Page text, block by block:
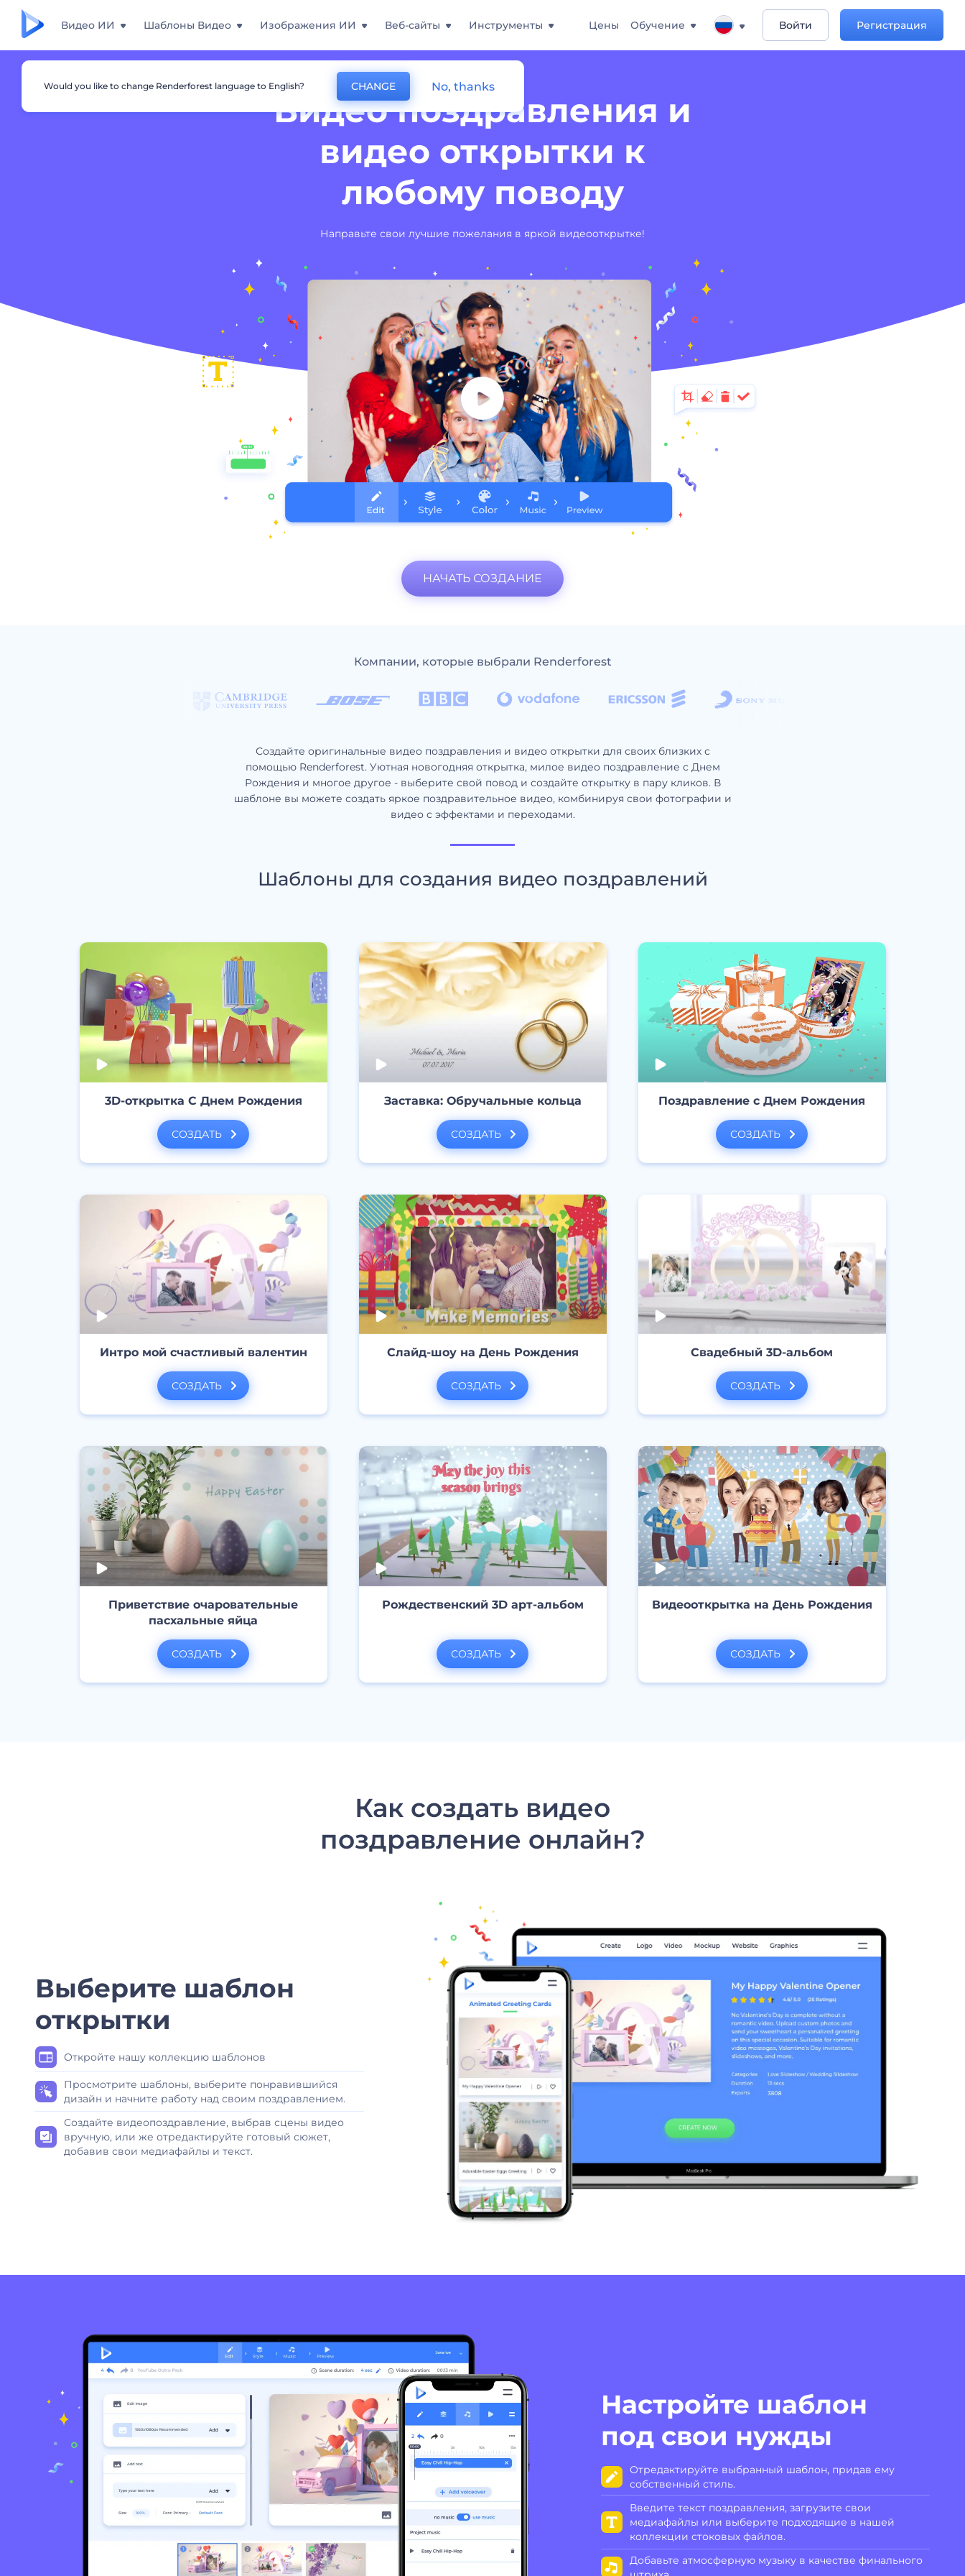
Видео ИИ Шаблоны Видео Изображения ИИ Веб-сайты Инструменты Цены Обучение Войти Регистрация
Видео поздравления и
видео открытки к
любому поводу
Направьте свои лучшие пожелания в яркой видеооткрытке!
НАЧАТЬ СОЗДАНИЕ
Компании, которые выбрали Renderforest
Создайте оригинальные видео поздравления и видео открытки для своих близких с
помощью Renderforest. Уютная новогодняя открытка, милое видео поздравление с Днем
Рождения и многое другое - выберите свой повод и создайте открытку в пару кликов. В
шаблоне вы можете создать яркое поздравительное видео, комбинируя свои фотографии и
видео с эффектами и переходами.
Шаблоны для создания видео поздравлений
3D-открытка С Днем Рождения
СОЗДАТЬ
Заставка: Обручальные кольца
СОЗДАТЬ
Поздравление с Днем Рождения
СОЗДАТЬ
Интро мой счастливый валентин
СОЗДАТЬ
Слайд-шоу на День Рождения
СОЗДАТЬ
Свадебный 3D-альбом
СОЗДАТЬ
Приветствие очаровательные
пасхальные яйца
СОЗДАТЬ
Рождественский 3D арт-альбом
СОЗДАТЬ
Видеооткрытка на День Рождения
СОЗДАТЬ
Как создать видео
поздравление онлайн?
Выберите шаблон
открытки
Откройте нашу коллекцию шаблонов
Просмотрите шаблоны, выберите понравившийся
дизайн и начните работу над своим поздравлением.
Создайте видеопоздравление, выбрав сцены видео
вручную, или же отредактируйте готовый сюжет,
добавив свои медиафайлы и текст.
Настройте шаблон
под свои нужды
Отредактируйте выбранный шаблон, придав ему
собственный стиль.
Введите текст поздравления, загрузите свои
медиафайлы или выберите подходящие в нашей
коллекции стоковых файлов.
Добавьте атмосферную музыку в качестве финального
Would you like to change Renderforest language to English? CHANGE No, thanks